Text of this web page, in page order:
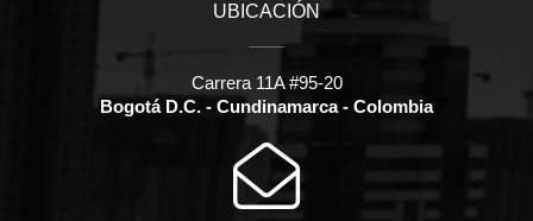
UBICACIÓN
Carrera 11A #95-20
Bogotá D.C. - Cundinamarca - Colombia